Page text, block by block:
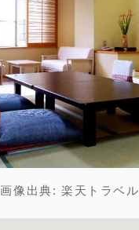
画像出典: 楽天トラベル